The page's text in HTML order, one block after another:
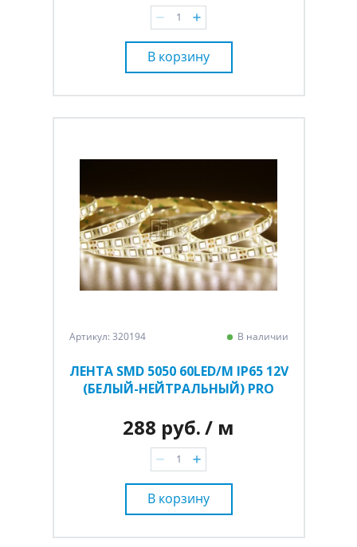
В корзину
Артикул: 320194 В наличии
ЛЕНТА SMD 5050 60LED/M IP65 12V
(БЕЛЫЙ-НЕЙТРАЛЬНЫЙ) PRO
288 руб./ м
В корзину